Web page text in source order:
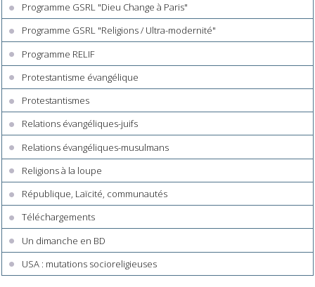
Programme GSRL "Dieu Change à Paris"
Programme GSRL "Religions / Ultra-modernité"
Programme RELIF
Protestantisme évangélique
Protestantismes
Relations évangéliques-juifs
Relations évangéliques-musulmans
Religions à la loupe
République, Laïcité, communautés
Téléchargements
Un dimanche en BD
USA : mutations socioreligieuses